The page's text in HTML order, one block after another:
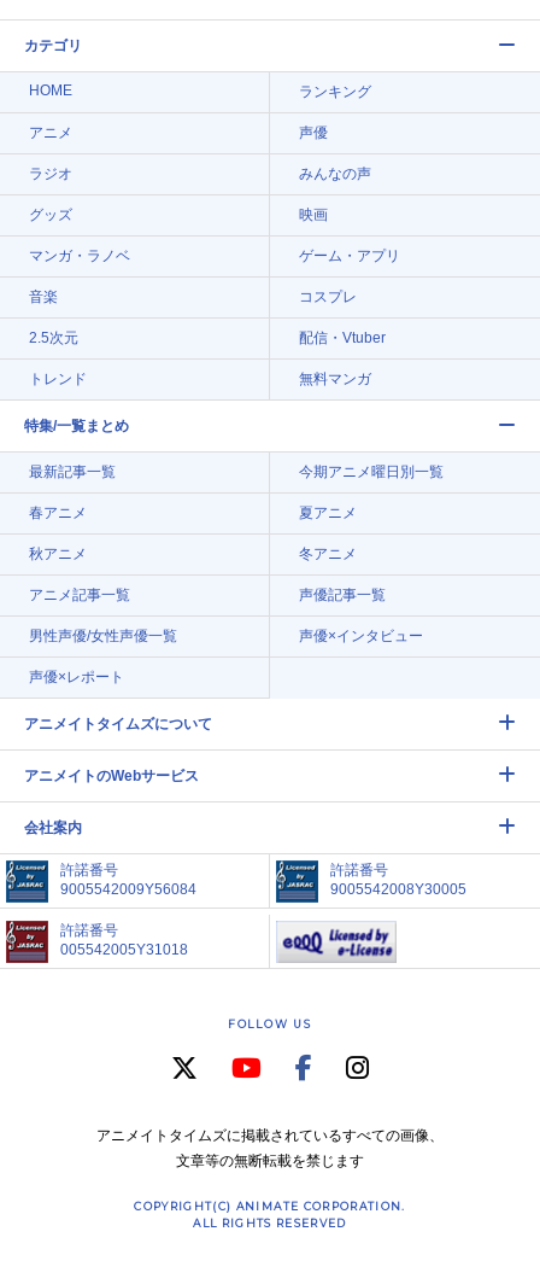
カテゴリ
HOME ランキング
アニメ 声優
ラジオ みんなの声
グッズ 映画
マンガ・ラノベ ゲーム・アプリ
音楽 コスプレ
2.5次元 配信・Vtuber
トレンド 無料マンガ
特集/一覧まとめ
最新記事一覧 今期アニメ曜日別一覧
春アニメ 夏アニメ
秋アニメ 冬アニメ
アニメ記事一覧 声優記事一覧
男性声優/女性声優一覧 声優×インタビュー
声優×レポート
アニメイトタイムズについて
アニメイトのWebサービス
会社案内
許諾番号
9005542009Y56084
許諾番号
9005542008Y30005
許諾番号
005542005Y31018
FOLLOW US
アニメイトタイムズに掲載されているすべての画像、
文章等の無断転載を禁じます
COPYRIGHT(C) ANIMATE CORPORATION.
ALL RIGHTS RESERVED